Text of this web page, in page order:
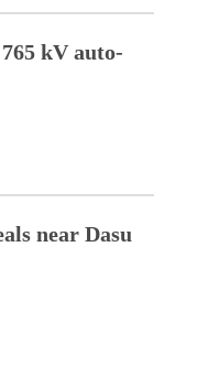
kV auto-
near Dasu